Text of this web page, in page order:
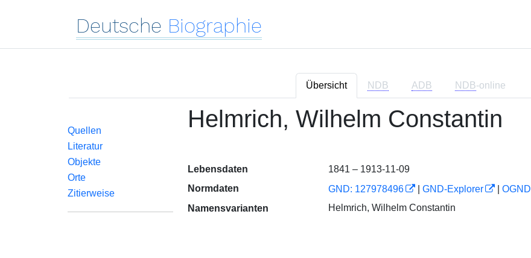
Deutsche Biographie
Übersicht NDB ADB NDB-online
Quellen
Literatur
Objekte
Orte
Zitierweise
Helmrich, Wilhelm Constantin
Lebensdaten
1841 – 1913-11-09
Normdaten
GND: 127978496 GND-Explorer OGND
Namensvarianten
Helmrich, Wilhelm Constantin